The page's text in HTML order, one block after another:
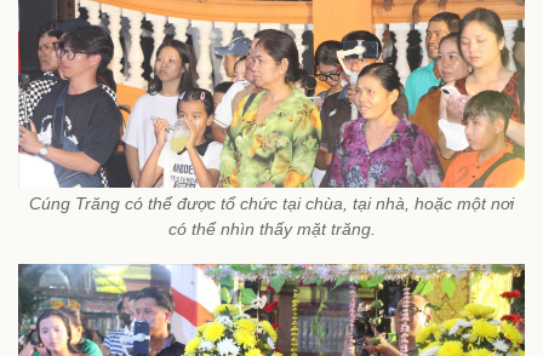
Cúng Trăng có thể được tổ chức tại chùa, tại nhà, hoặc một nơi
có thể nhìn thấy mặt trăng.